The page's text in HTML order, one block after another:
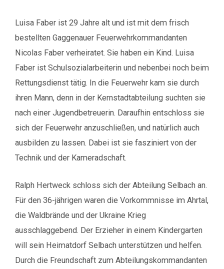
Luisa Faber ist 29 Jahre alt und ist mit dem frisch
bestellten Gaggenauer Feuerwehrkommandanten
Nicolas Faber verheiratet. Sie haben ein Kind. Luisa
Faber ist Schulsozialarbeiterin und nebenbei noch beim
Rettungsdienst tätig. In die Feuerwehr kam sie durch
ihren Mann, denn in der Kernstadtabteilung suchten sie
nach einer Jugendbetreuerin. Daraufhin entschloss sie
sich der Feuerwehr anzuschließen, und natürlich auch
ausbilden zu lassen. Dabei ist sie fasziniert von der
Technik und der Kameradschaft.
Ralph Hertweck schloss sich der Abteilung Selbach an.
Für den 36-jährigen waren die Vorkommnisse im Ahrtal,
die Waldbrände und der Ukraine Krieg
ausschlaggebend. Der Erzieher in einem Kindergarten
will sein Heimatdorf Selbach unterstützen und helfen.
Durch die Freundschaft zum Abteilungskommandanten